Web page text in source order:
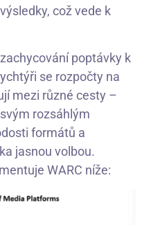
což vede k
poptávky k
se rozpočty na
mezi různé cesty –
rozsáhlým
formátů a
jasnou volbou.
WARC níže: